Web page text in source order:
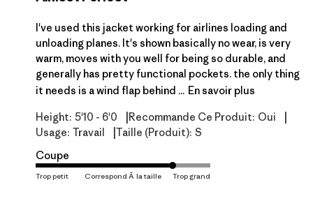
I've used this jacket working for airlines loading and
unloading planes. It's shown basically no wear, is very
warm, moves with you well for being so durable, and
generally has pretty functional pockets. the only thing
it needs is a wind flap behind ... En savoir plus
Height: 5'10 - 6'0 Recommande Ce Produit: Oui
Usage: Travail Taille (produit): S
Coupe